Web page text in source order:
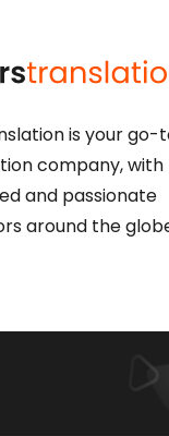
is your go-
company, with
and passionate
around the